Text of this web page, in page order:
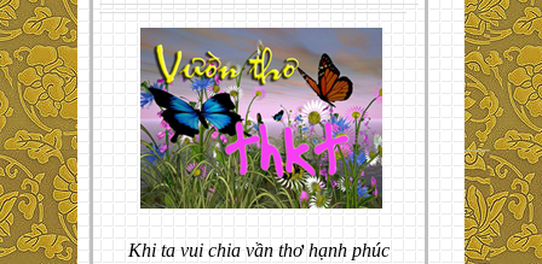
Khi ta vui chia vần thơ hạnh phúc